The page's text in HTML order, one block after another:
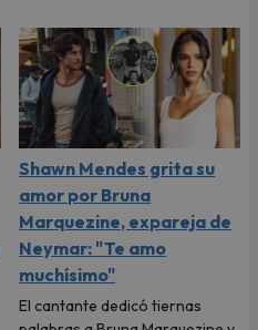
Shawn Mendes grita su
amor por Bruna
Marquezine, expareja de
Neymar: "Te amo
muchísimo"
El cantante dedicó tiernas